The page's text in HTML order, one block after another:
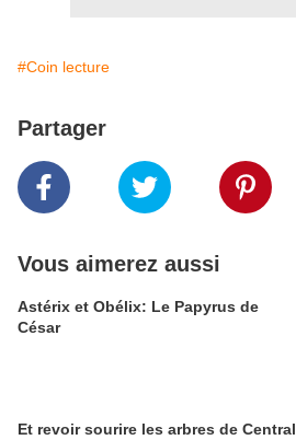
#Coin lecture
Partager
Vous aimerez aussi
Astérix et Obélix: Le Papyrus de
César
Et revoir sourire les arbres de Central